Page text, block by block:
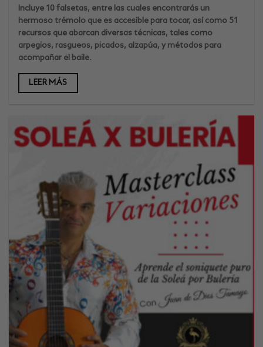
Incluye 10 falsetas, entre las cuales encontrarás un
hermoso trémolo que es accesible para tocar, así como 51
recursos que abarcan diversas técnicas, tales como
arpegios, rasgueos, picados, alzapúa, y métodos para
acompañar el baile.
LEER MÁS